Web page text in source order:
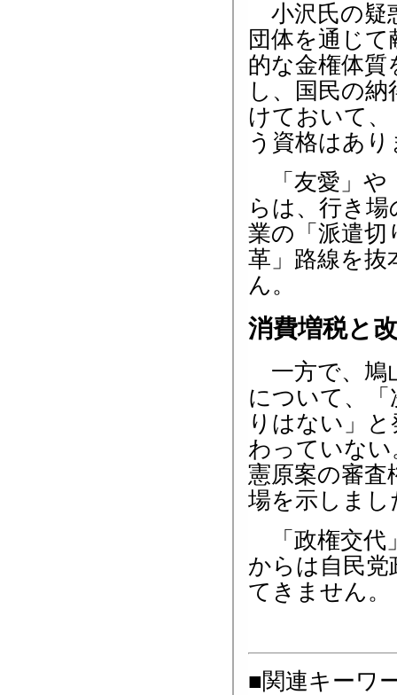
小沢氏の疑
団体を通じ
的な金権体
し、国民の
けておいて
う資格はあ
「友愛」や
らは、行き
業の「派遣切
革」路線を抜
ん。
消費増税と
一方で、鳩
について、
りはない」
わっていな
憲原案の審査
場を示しまし
「政権交代
からは自民
てきません。
■関連キーワ